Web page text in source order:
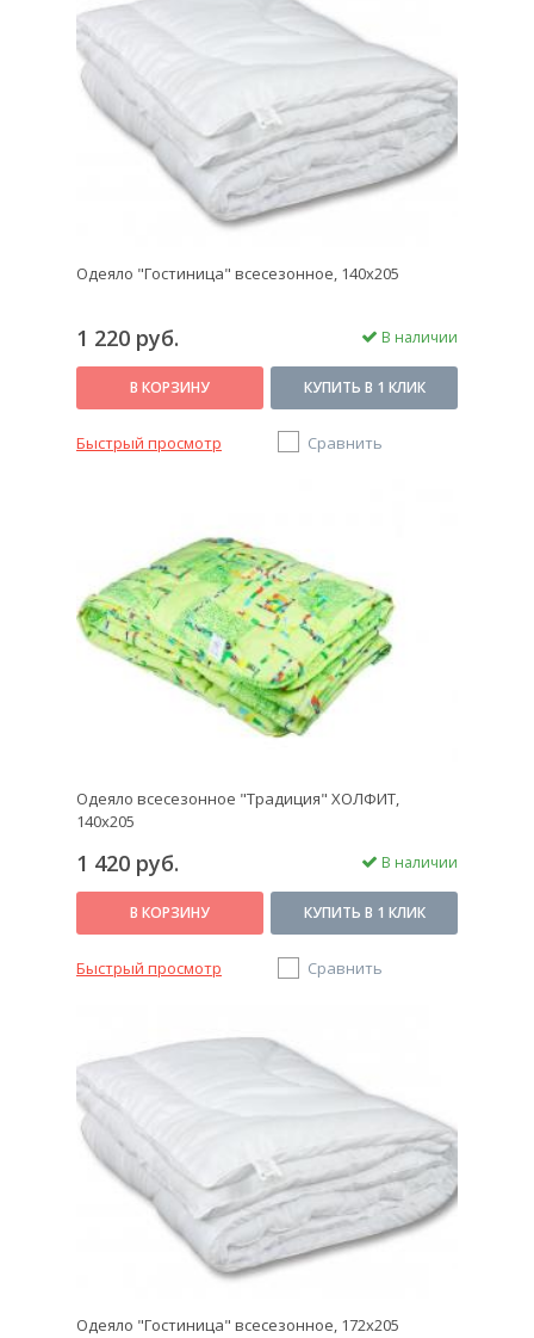
решение на нашем сайте, Вы получите не только
практичность и комфорт изделия, но и быструю
доставку с приятным сервисом.
Одеяло "Гостиница" всесезонное, 140х205
1 220 руб. В наличии
В КОРЗИНУ КУПИТЬ В 1 КЛИК
Быстрый просмотр Сравнить
Одеяло всесезонное "Традиция" ХОЛФИТ,
140х205
1 420 руб. В наличии
В КОРЗИНУ КУПИТЬ В 1 КЛИК
Быстрый просмотр Сравнить
Одеяло "Гостиница" всесезонное, 172х205